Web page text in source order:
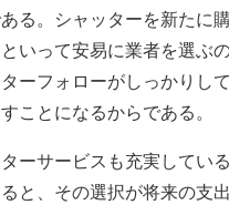
る。シャッターを新たに
いって安易に業者を選ぶ
ーフォローがしっかりし
ことになるからである。
ーサービスも充実してい
と、その選択が将来の支